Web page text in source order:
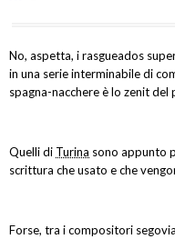
No, aspetta, i rasgueados
in una serie interminabile di
spagna-nacchere è lo zenit del
Quelli di Turina sono appunto
scrittura che usato e che
Forse, tra i compositori